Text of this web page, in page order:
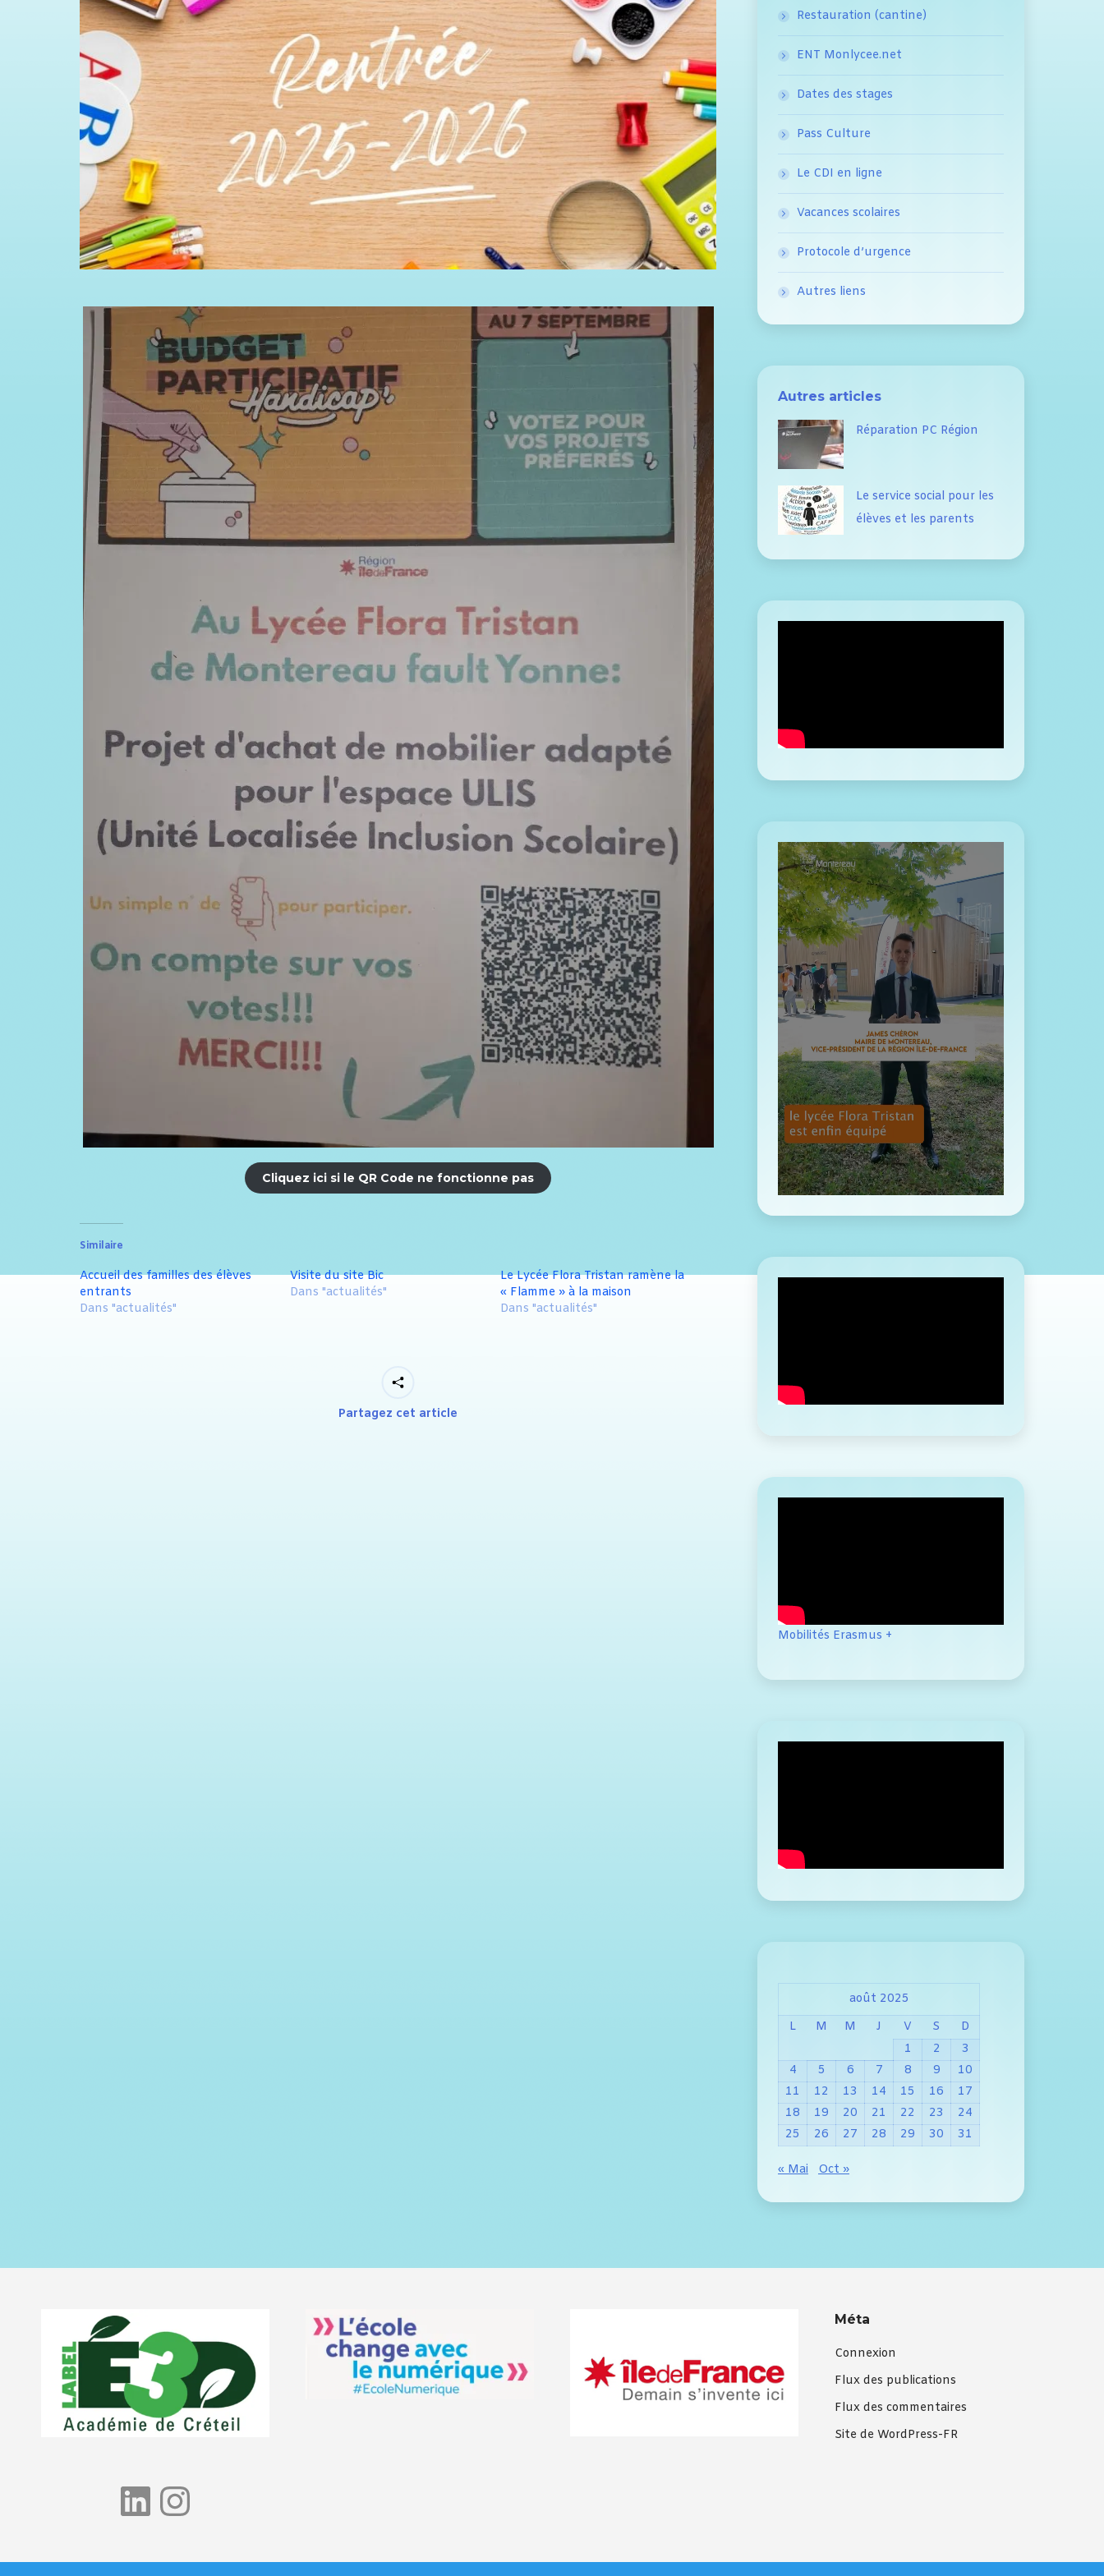
Cliquez ici si le QR Code ne fonctionne pas
Similaire
Accueil des familles des élèves
entrants
Dans "actualités"
Visite du site Bic
Dans "actualités"
Le Lycée Flora Tristan ramène la
« Flamme » à la maison
Dans "actualités"
Partagez cet article
Restauration (cantine)
ENT Monlycee.net
Dates des stages
Pass Culture
Le CDI en ligne
Vacances scolaires
Protocole d’urgence
Autres liens
Autres articles
Réparation PC Région
Le service social pour les
élèves et les parents
Mobilités Erasmus +
août 2025
L
M M J V S
D
1
2
3
4
5 6 7 8 9
10
11
12 13 14 15 16
17
18
19 20 21 22 23
24
25
26 27 28 29 30 31
« Mai Oct »
Méta
Connexion
Flux des publications
Flux des commentaires
Site de WordPress-FR
LinkedIn
Instagram